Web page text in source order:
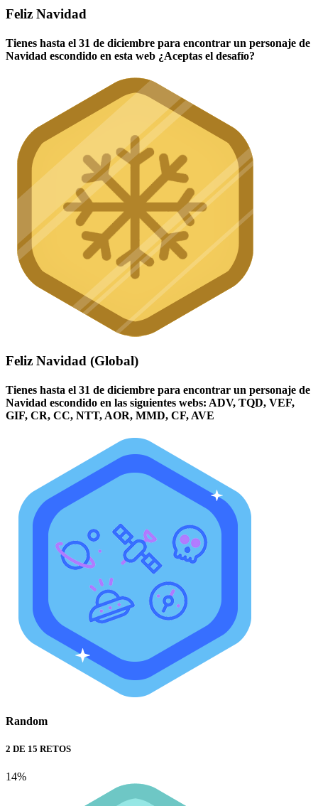
Feliz Navidad
Tienes hasta el 31 de diciembre para encontrar un personaje de
Navidad escondido en esta web ¿Aceptas el desafío?
Feliz Navidad (Global)
Tienes hasta el 31 de diciembre para encontrar un personaje de
Navidad escondido en las siguientes webs: ADV, TQD, VEF,
GIF, CR, CC, NTT, AOR, MMD, CF, AVE
Random
2 DE 15 RETOS
14%